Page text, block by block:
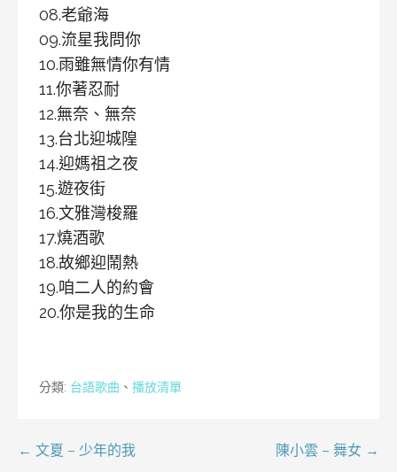
17 燒酒歌
18 故鄉迎鬧熱
19 咱二人的約會
20 你是我的生命
08.老爺海
09.流星我問你
10.雨雖無情你有情
11.你著忍耐
12.無奈、無奈
13.台北迎城隍
14.迎媽祖之夜
15.遊夜街
16.文雅灣梭羅
17.燒酒歌
18.故鄉迎鬧熱
19.咱二人的約會
20.你是我的生命
分類: 台語歌曲 、 播放清單
文← 文夏 – 少年的我 陳小雲 – 舞女 →